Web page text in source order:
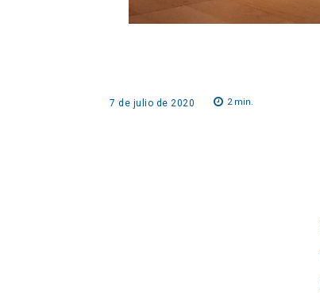
7 de julio de 2020 2min.